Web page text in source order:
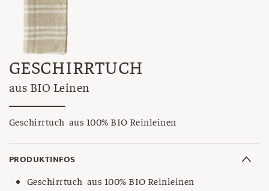
GESCHIRRTUCH
aus BIO Leinen
Geschirrtuch aus 100% BIO Reinleinen
PRODUKTINFOS
Geschirrtuch aus 100% BIO Reinleinen